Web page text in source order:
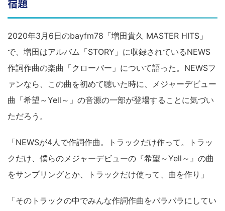
宿題
2020年3月6日のbayfm78「増田貴久 MASTER HITS」
で、増田はアルバム「STORY」に収録されているNEWS
作詞作曲の楽曲「クローバー」について語った。NEWSフ
ァンなら、この曲を初めて聴いた時に、メジャーデビュー
曲「希望～Yell～」の音源の一部が登場することに気づい
ただろう。
「NEWSが4人で作詞作曲。トラックだけ作って。トラッ
クだけ、僕らのメジャーデビューの『希望～Yell～』の曲
をサンプリングとか、トラックだけ使って、曲を作り」
「そのトラックの中でみんな作詞作曲をバラバラにしてい